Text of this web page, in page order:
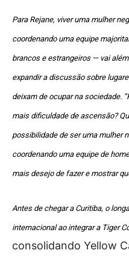
Para Rejane, viver uma mulher
coordenando uma equipe
brancos e estrangeiros — vai
expandir a discussão sobre
deixam de ocupar na sociedade.
mais dificuldade de ascensão?
possibilidade de ser uma mulher
coordenando uma equipe de
mais desejo de fazer e mostrar
Antes de chegar a Curitiba, o
internacional ao integrar a Tiger
consolidando Yellow